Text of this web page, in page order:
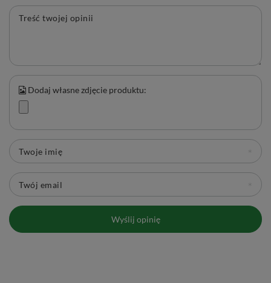
Treść twojej opinii
Dodaj własne zdjęcie produktu:
Twoje imię
Twój email
Wyślij opinię